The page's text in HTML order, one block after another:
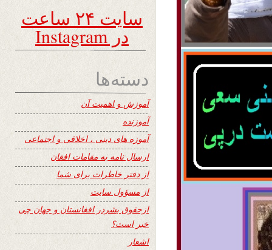
سایت ۲۴ ساعت
در Instagram
دسته‌ها
آموزش و اهمیت آن
آموزنده
آموزه های دینی ، اخلاقی و اجتماعی
ارسال نامه به مقامات افغان
از دفتر خاطرات برای شما
از مسؤول سایت
ازحقوق بشردر افغانستان و جهان چی
خبر است؟
اشعار